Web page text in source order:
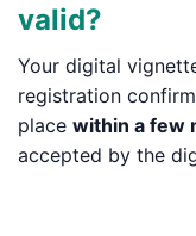
valid?
Your digital
registration
place within a few
accepted by the